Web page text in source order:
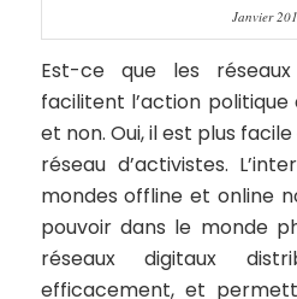
Janvier
Est-ce que les
facilitent l’action
et non. Oui, il est plus
réseau d’activistes.
mondes offline et online
pouvoir dans le monde
réseaux digitaux
efficacement, et